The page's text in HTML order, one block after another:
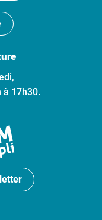
à 17h30.